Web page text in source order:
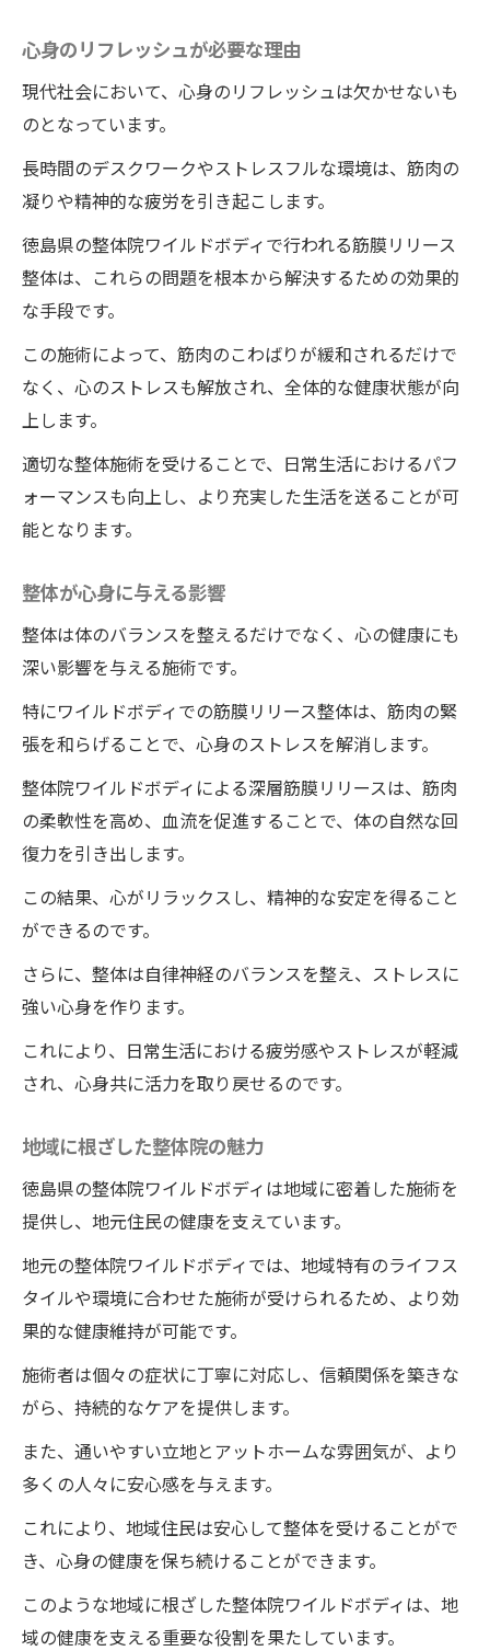
心身のリフレッシュが必要な理由
現代社会において、心身のリフレッシュは欠かせないも
のとなっています。
長時間のデスクワークやストレスフルな環境は、筋肉の
凝りや精神的な疲労を引き起こします。
徳島県の整体院ワイルドボディで行われる筋膜リリース
整体は、これらの問題を根本から解決するための効果的
な手段です。
この施術によって、筋肉のこわばりが緩和されるだけで
なく、心のストレスも解放され、全体的な健康状態が向
上します。
適切な整体施術を受けることで、日常生活におけるパフ
ォーマンスも向上し、より充実した生活を送ることが可
能となります。
整体が心身に与える影響
整体は体のバランスを整えるだけでなく、心の健康にも
深い影響を与える施術です。
特にワイルドボディでの筋膜リリース整体は、筋肉の緊
張を和らげることで、心身のストレスを解消します。
整体院ワイルドボディによる深層筋膜リリースは、筋肉
の柔軟性を高め、血流を促進することで、体の自然な回
復力を引き出します。
この結果、心がリラックスし、精神的な安定を得ること
ができるのです。
さらに、整体は自律神経のバランスを整え、ストレスに
強い心身を作ります。
これにより、日常生活における疲労感やストレスが軽減
され、心身共に活力を取り戻せるのです。
地域に根ざした整体院の魅力
徳島県の整体院ワイルドボディは地域に密着した施術を
提供し、地元住民の健康を支えています。
地元の整体院ワイルドボディでは、地域特有のライフス
タイルや環境に合わせた施術が受けられるため、より効
果的な健康維持が可能です。
施術者は個々の症状に丁寧に対応し、信頼関係を築きな
がら、持続的なケアを提供します。
また、通いやすい立地とアットホームな雰囲気が、より
多くの人々に安心感を与えます。
これにより、地域住民は安心して整体を受けることがで
き、心身の健康を保ち続けることができます。
このような地域に根ざした整体院ワイルドボディは、地
域の健康を支える重要な役割を果たしています。